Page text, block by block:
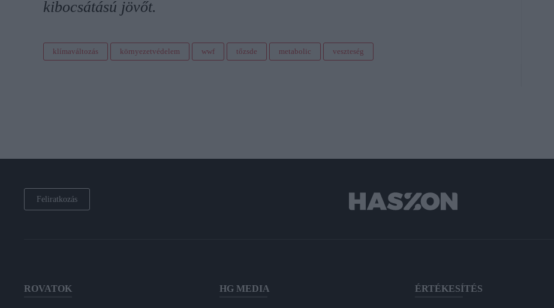
kibocsátású jövőt.
klímaváltozás környezetvédelem wwf tőzsde metabolic veszteség
Feliratkozás
ROVATOK HG MEDIA ÉRTÉKESÍTÉS